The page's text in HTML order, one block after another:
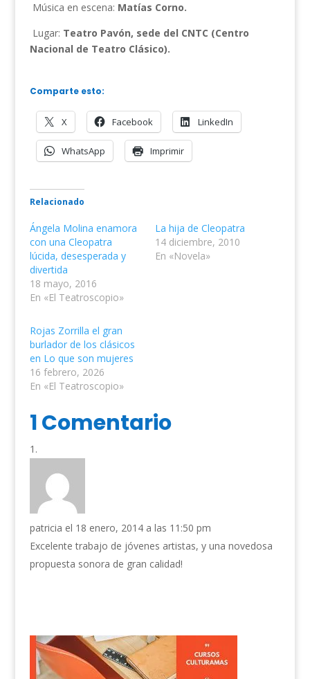
Música en escena: Matías Corno.
Lugar: Teatro Pavón, sede del CNTC (Centro
Nacional de Teatro Clásico).
Comparte esto:
X Facebook LinkedIn
WhatsApp Imprimir
Relacionado
Ángela Molina enamora
con una Cleopatra
lúcida, desesperada y
divertida
18 mayo, 2016
En «El Teatroscopio»
La hija de Cleopatra
14 diciembre, 2010
En «Novela»
Rojas Zorrilla el gran
burlador de los clásicos
en Lo que son mujeres
16 febrero, 2026
En «El Teatroscopio»
1 Comentario
patricia el 18 enero, 2014 a las 11:50 pm
Excelente trabajo de jóvenes artistas, y una novedosa
propuesta sonora de gran calidad!